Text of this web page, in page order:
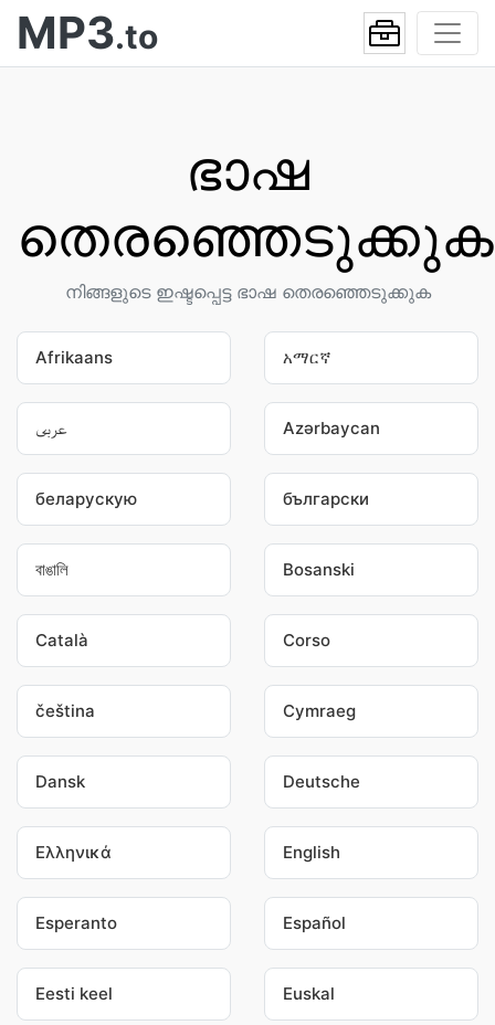
MP3.to
ഭാഷ
തെരഞ്ഞെടുക്കുക
നിങ്ങളുടെ ഇഷ്ടപ്പെട്ട ഭാഷ തെരഞ്ഞെടുക്കുക
Afrikaans አማርኛ
عربى Azərbaycan
беларускую български
বাঙালি Bosanski
Català Corso
čeština Cymraeg
Dansk Deutsche
Ελληνικά English
Esperanto Español
Eesti keel Euskal